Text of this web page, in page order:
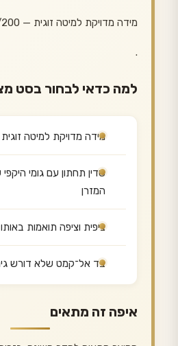
מידה מדויקת למיטה זוגית — 160/200 ס״מ
.
למה כדאי לבחור בסט
מידה מדויקת למיטה זוגית — 160/200
סדין תחתון עם גומי
המזרן
ציפית וציפה תואמות
בד אל־קמט שלא דורש
איפה זה מתאים